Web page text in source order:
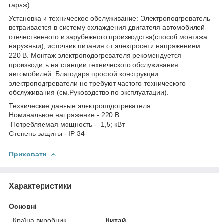
гараж).
Установка и техническое обслуживание: Электроподгреватель
встраивается в систему охлаждения двигателя автомобилей
отечественного и зарубежного производства(способ монтажа
наружный), источник питания от электросети напряжением
220 В. Монтаж электроподогревателя рекомендуется
производить на станции технического обслуживания
автомобилей. Благодаря простой конструкции
электроподгреватели не требуют частого технического
обслуживания (см.Руководство по эксплуатации).
Технические данные электроподогревателя:
Номинальное напряжение - 220 В
Потребляемая мощность - 1,5; кВт
Степень защиты - IP 34
Приховати
Характеристики
Основні
Країна виробник
Китай